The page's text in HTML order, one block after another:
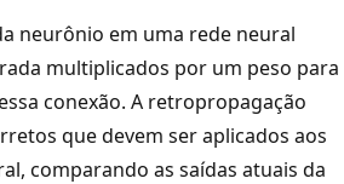
neurônio em uma rede neural
multiplicados por um peso para
conexão. A retropropagação
que devem ser aplicados aos
comparando as saídas atuais da